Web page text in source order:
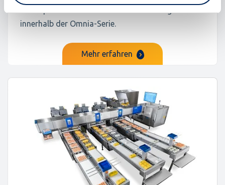
innerhalb der Omnia-Serie.
Mehr erfahren